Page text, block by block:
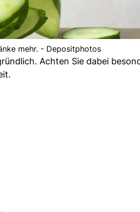
mehr. - Depositphotos
Achten Sie dabei